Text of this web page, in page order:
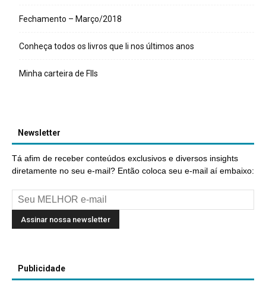
Fechamento – Março/2018
Conheça todos os livros que li nos últimos anos
Minha carteira de FIIs
Newsletter
Tá afim de receber conteúdos exclusivos e diversos insights
diretamente no seu e-mail? Então coloca seu e-mail aí embaixo:
Publicidade